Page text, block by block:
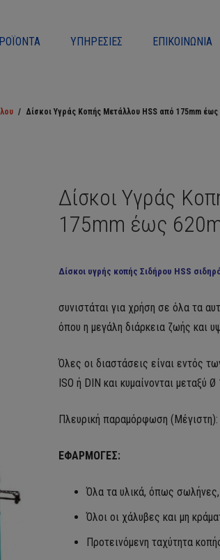
ΥΠΗΡΕΣΊΕΣ ΕΠΙΚΟΙΝΩΝΊΑ
/ Δίσκοι Υγράς Κοπής Μετάλλου HSS από 175mm έως
Δίσκοι Υγράς
175mm έως
Δίσκοι υγρής κοπής Σιδήρου HSS
συνιστάται για χρήση σε όλα τα
όπου η μεγάλη διάρκεια ζωής και
Όλες οι διαστάσεις είναι εντός
ISO ή DIN και κυμαίνονται μεταξύ
Πλευρική παραμόρφωση
ΕΦΑΡΜΟΓΕΣ:
Όλα τα υλικά, όπως
Όλοι οι χάλυβες και μη
Προτεινόμενη ταχύτητα